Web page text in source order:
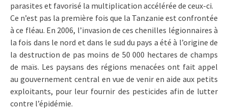
parasites et favorisé la multiplication accélérée de ceux-ci.
Ce n’est pas la première fois que la Tanzanie est confrontée
à ce fléau. En 2006, l’invasion de ces chenilles légionnaires à
la fois dans le nord et dans le sud du pays a été à l’origine de
la destruction de pas moins de 50 000 hectares de champs
de maïs. Les paysans des régions menacées ont fait appel
au gouvernement central en vue de venir en aide aux petits
exploitants, pour leur fournir des pesticides afin de lutter
contre l’épidémie.